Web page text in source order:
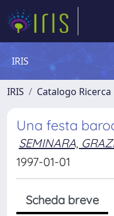
IRIS
IRIS Catalogo Ricerca
Una festa
SEMINARA,
1997-01-01
Scheda breve